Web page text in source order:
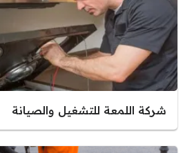
شركة اللمعة للتشغيل والصيانة